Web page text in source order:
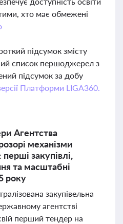
хто має обмежені
підсумок змісту
список першоджерел з
підсумок за добу
Платформи LIGA360.
Агентства
механізми
закупівлі,
та масштабні
року
закупівельна
агентстві
перший тендер на